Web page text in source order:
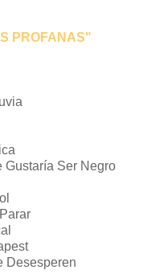
PROFANAS"
Gustaría Ser Negro
Desesperen